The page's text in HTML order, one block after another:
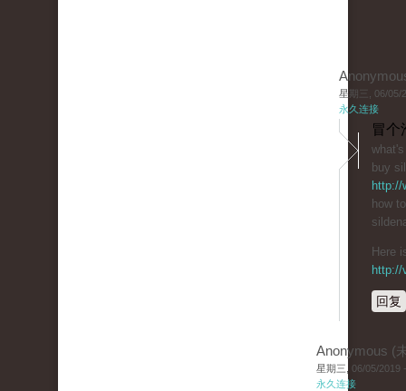
星期三, 06/05/
永久连接
冒个
buy
http://
how
Here
http://
回复
Anonymous (
星期三, 06/05/2019
永久连接